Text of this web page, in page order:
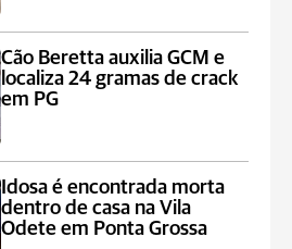
Cão Beretta auxilia GCM e
localiza 24 gramas de crack
em PG
Idosa é encontrada morta
dentro de casa na Vila
Odete em Ponta Grossa